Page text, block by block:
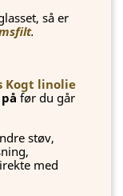
så er
.
Kogt linolie
på før du går
støv,
med